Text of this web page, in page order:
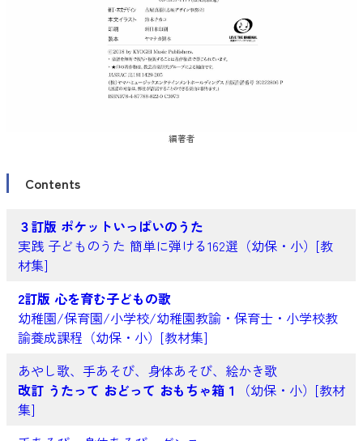
編著者
Contents
３訂版 ポケットいっぱいのうた
実践 子どものうた 簡単に弾ける162選（幼保・小）[教
材集]
2訂版 心を育む子どもの歌
幼稚園/保育園/小学校/幼稚園教諭・保育士・小学校教
諭養成課程（幼保・小）[教材集]
あやし歌、手あそび、身体あそび、絵かき歌
改訂 うたって おどって おもちゃ箱１
（幼保・小）[教材
集]